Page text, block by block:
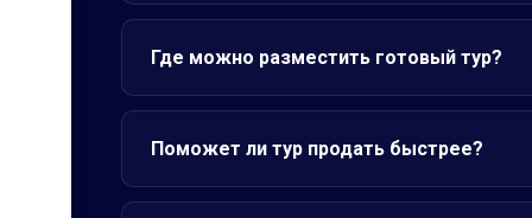
Где можно разместить готовый тур?
Поможет ли тур продать быстрее?